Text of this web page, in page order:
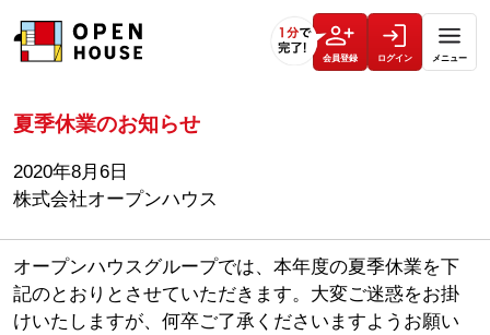
会員登録 ログイン メニュー
夏季休業のお知らせ
2020年8月6日
株式会社オープンハウス
オープンハウスグループでは、本年度の夏季休業を下
記のとおりとさせていただきます。大変ご迷惑をお掛
けいたしますが、何卒ご了承くださいますようお願い